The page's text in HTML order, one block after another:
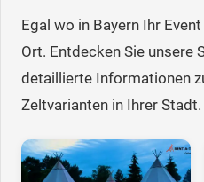
Egal wo in Bayern Ihr
Ort. Entdecken Sie unsere
detaillierte Informationen
Zeltvarianten in Ihrer Stadt.